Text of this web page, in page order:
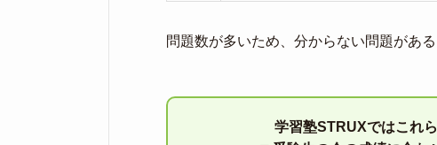
問題数が多いため、分からない問題があ
学習塾STRUXではこれ